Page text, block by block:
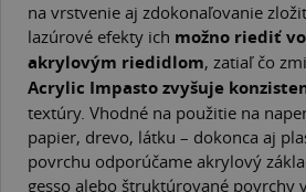
na vrstvenie aj zdokonaľovanie
lazúrové efekty ich možno riediť
akrylovým riedidlom, zatiaľ čo
Acrylic Impasto zvyšuje
textúry. Vhodné na použitie na
papier, drevo, látku – dokonca aj
povrchu odporúčame akrylový
gesso alebo štruktúrované povrchy